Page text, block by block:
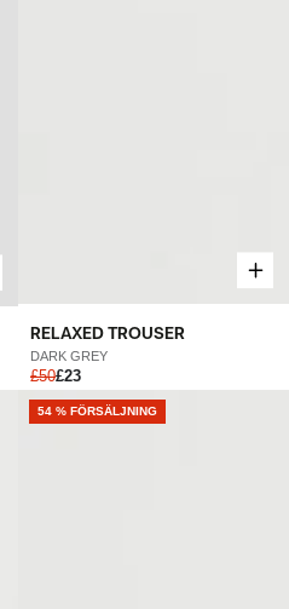
RELAXED TROUSER
DARK GREY
£50£23
54 % FÖRSÄLJNING